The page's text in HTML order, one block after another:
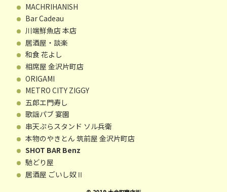
MACHRIHANISH
Bar Cadeau
川端鮮魚店 本店
居酒屋・談楽
和食 花よし
相席屋 金沢片町店
ORIGAMI
METRO CITY ZIGGY
五郎エ門寿し
歌謡パブ 宴園
串天ぷらスタンド ソル兵衛
本物のやきとん 筑前屋 金沢片町店
SHOT BAR Benz
馳どり屋
居酒屋 ごいし奴Ⅱ